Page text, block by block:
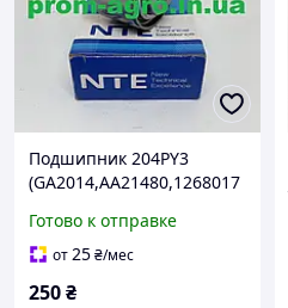
Подшипник 204PY3
(GA2014,AA21480,1268017
Slovakia
Готово к отправке
от25₴/мес
250₴